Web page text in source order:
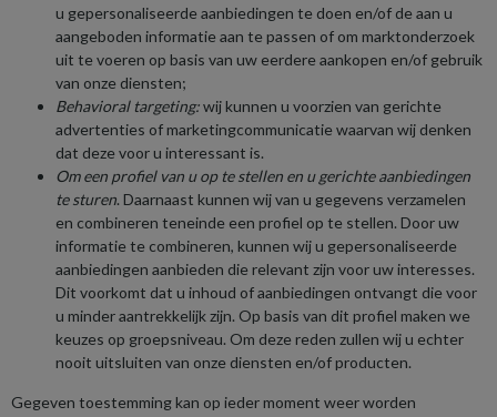
u gepersonaliseerde aanbiedingen te doen en/of de aan u
aangeboden informatie aan te passen of om marktonderzoek
uit te voeren op basis van uw eerdere aankopen en/of gebruik
van onze diensten;
Behavioral targeting:wij kunnen u voorzien van gerichte
advertenties of marketingcommunicatie waarvan wij denken
dat deze voor u interessant is.
Om een profiel van u op te stellen en u gerichte aanbiedingen
te sturen. Daarnaast kunnen wij van u gegevens verzamelen
en combineren teneinde een profiel op te stellen. Door uw
informatie te combineren, kunnen wij u gepersonaliseerde
aanbiedingen aanbieden die relevant zijn voor uw interesses.
Dit voorkomt dat u inhoud of aanbiedingen ontvangt die voor
u minder aantrekkelijk zijn. Op basis van dit profiel maken we
keuzes op groepsniveau. Om deze reden zullen wij u echter
nooit uitsluiten van onze diensten en/of producten.
Gegeven toestemming kan op ieder moment weer worden